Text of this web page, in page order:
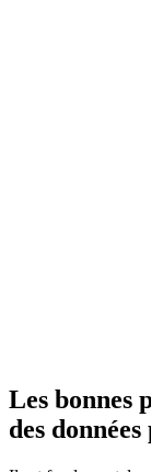
Les bonnes
des